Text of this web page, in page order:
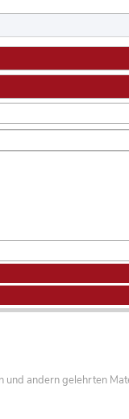
und andern gelehrten